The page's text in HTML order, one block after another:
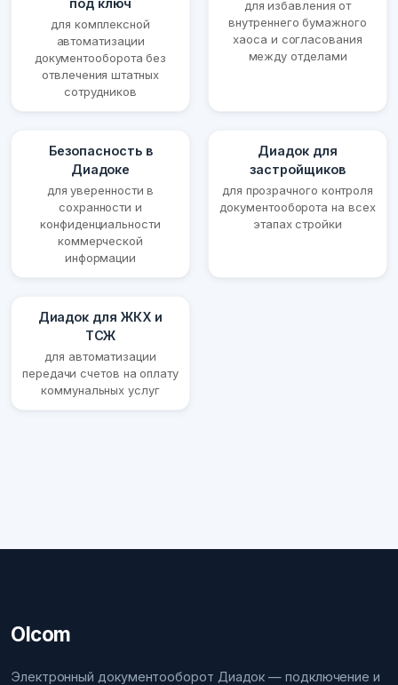
под ключ
для комплексной
автоматизации
документооборота без
отвлечения штатных
сотрудников
для избавления от
внутреннего бумажного
хаоса и согласования
между отделами
Безопасность в
Диадоке
для уверенности в
сохранности и
конфиденциальности
коммерческой
информации
Диадок для
застройщиков
для прозрачного контроля
документооборота на всех
этапах стройки
Диадок для ЖКХ и
ТСЖ
для автоматизации
передачи счетов на оплату
коммунальных услуг
Olcom
Электронный документооборот Диадок — подключение и